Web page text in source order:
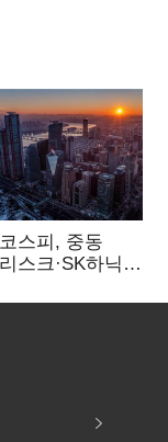
코스피, 중동
리스크·SK하닉
걸음